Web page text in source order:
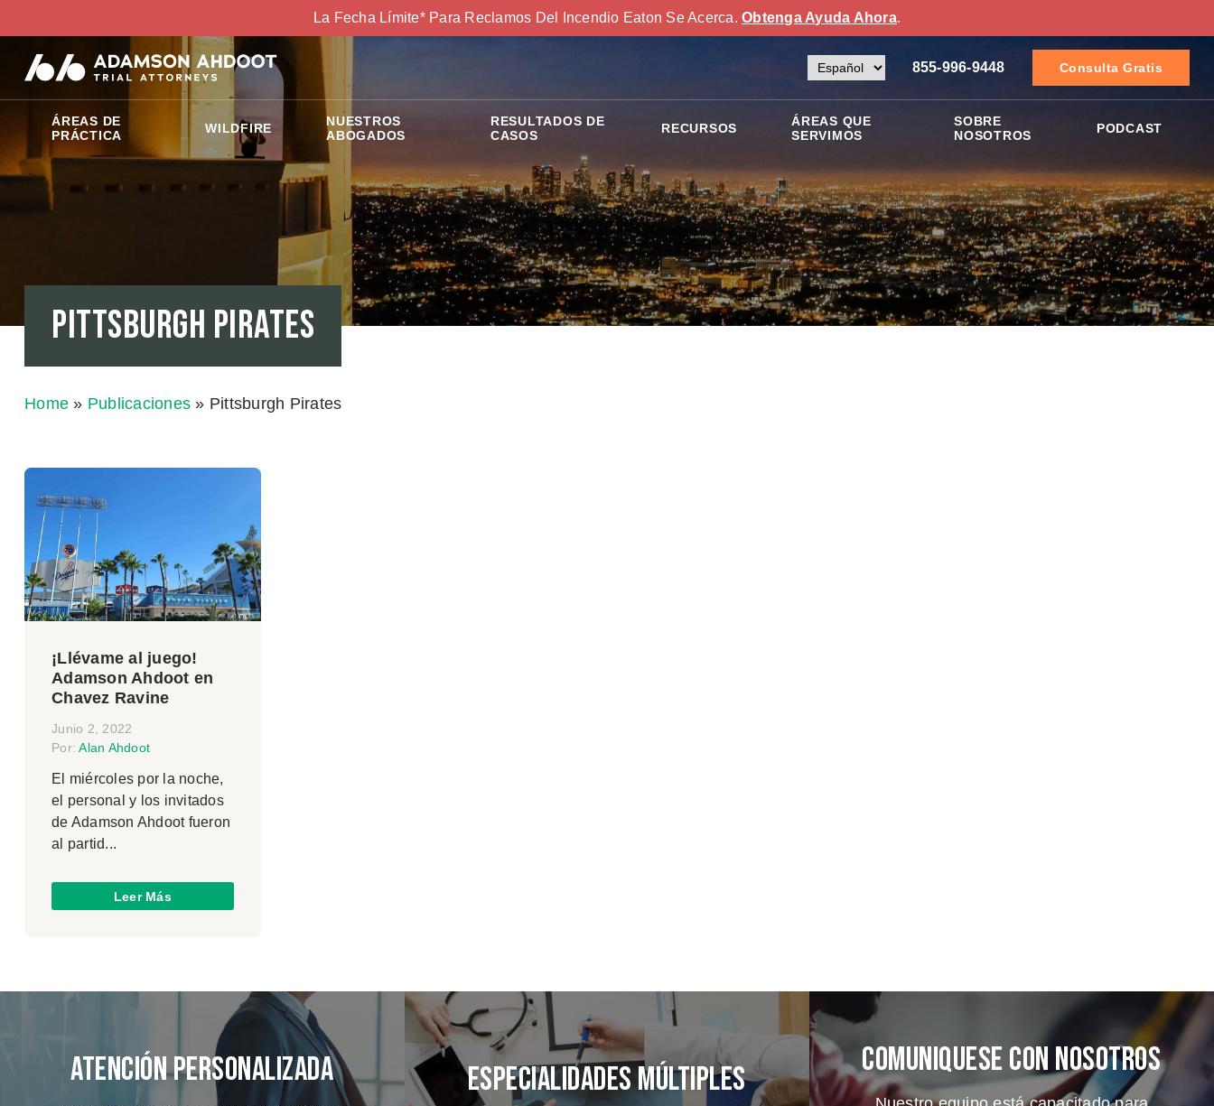
La Fecha Límite* Para Reclamos Del Incendio Eaton Se Acerca.Obtenga Ayuda Ahora.
855-996-9448 Consulta Gratis
ÁREAS DE
PRÁCTICA
WILDFIRE
NUESTROS
ABOGADOS
RESULTADOS DE
CASOS
RECURSOS
ÁREAS QUE
SERVIMOS
SOBRE
NOSOTROS
PODCAST
Pittsburgh Pirates
Home » Publicaciones » Pittsburgh Pirates
¡Llévame al juego!
Adamson Ahdoot en
Chavez Ravine
Junio 2, 2022
Por:Alan Ahdoot
El miércoles por la noche,
el personal y los invitados
de Adamson Ahdoot fueron
al partid...
Leer Más
Atención Personalizada Especialidades Múltiples
Comuniquese Con Nosotros